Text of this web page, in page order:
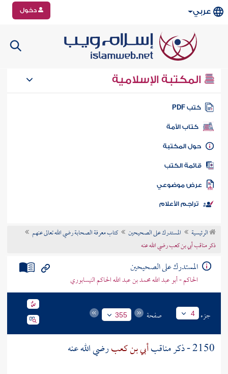
عربي دخول
المكتبة الإسلامية
كتب PDF
كتاب الأمة
المكتبة
الكتب
موضوعي
تراجم الأعلام
الرئيسية المستدرك على الصحيحين
كتاب معرفة الصحابة رضي الله تعالى عنهم
ذكر مناقب أبي بن كعب رضي الله عنه
المستدرك على الصحيحين
الحاكم - أبو عبد الله محمد بن عبد الله الحاكم النيسابوري
جزء 4 صفحة 355
2150 - ذكر مناقب أبي بن كعبرضي الله عنه